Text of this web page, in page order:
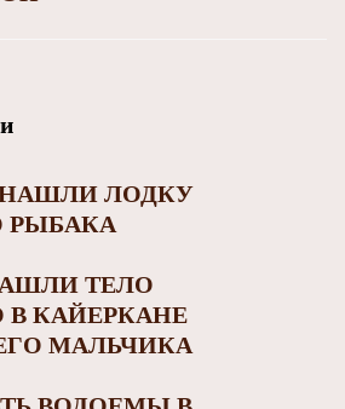
ЛОДКУ
РЫБАКА
ТЕЛО
КАЙЕРКАНЕ
МАЛЬЧИКА